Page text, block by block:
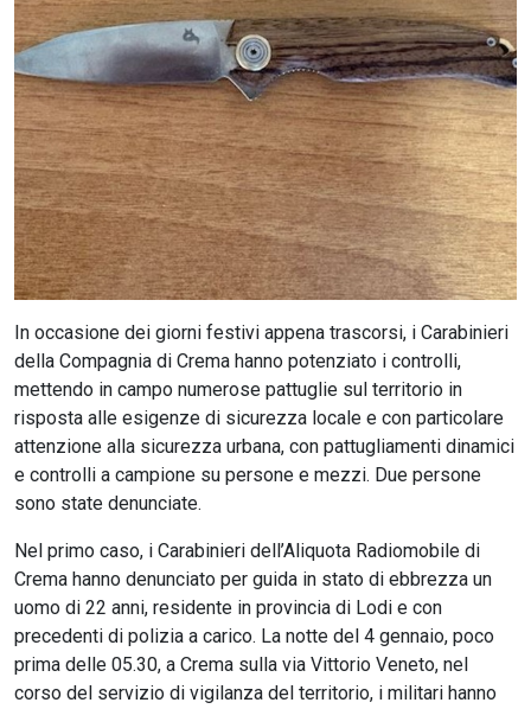
In occasione dei giorni festivi appena trascorsi, i Carabinieri
della Compagnia di Crema hanno potenziato i controlli,
mettendo in campo numerose pattuglie sul territorio in
risposta alle esigenze di sicurezza locale e con particolare
attenzione alla sicurezza urbana, con pattugliamenti dinamici
e controlli a campione su persone e mezzi. Due persone
sono state denunciate.
Nel primo caso, i Carabinieri dell’Aliquota Radiomobile di
Crema hanno denunciato per guida in stato di ebbrezza un
uomo di 22 anni, residente in provincia di Lodi e con
precedenti di polizia a carico. La notte del 4 gennaio, poco
prima delle 05.30, a Crema sulla via Vittorio Veneto, nel
corso del servizio di vigilanza del territorio, i militari hanno